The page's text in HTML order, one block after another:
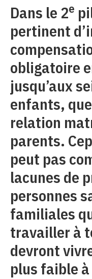
Dans le 2e
pertinent
obligatoire
jusqu’aux
enfants,
relation
parents.
peut pas
lacunes de
personnes
familiales
travailler à
devront
plus faible